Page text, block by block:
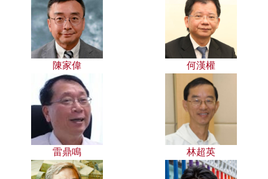
陳家偉 何漢權
雷鼎鳴 林超英